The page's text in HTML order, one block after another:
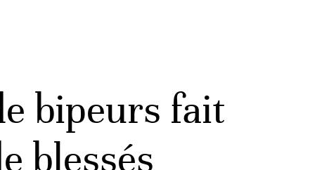
bipeurs fait
blessés